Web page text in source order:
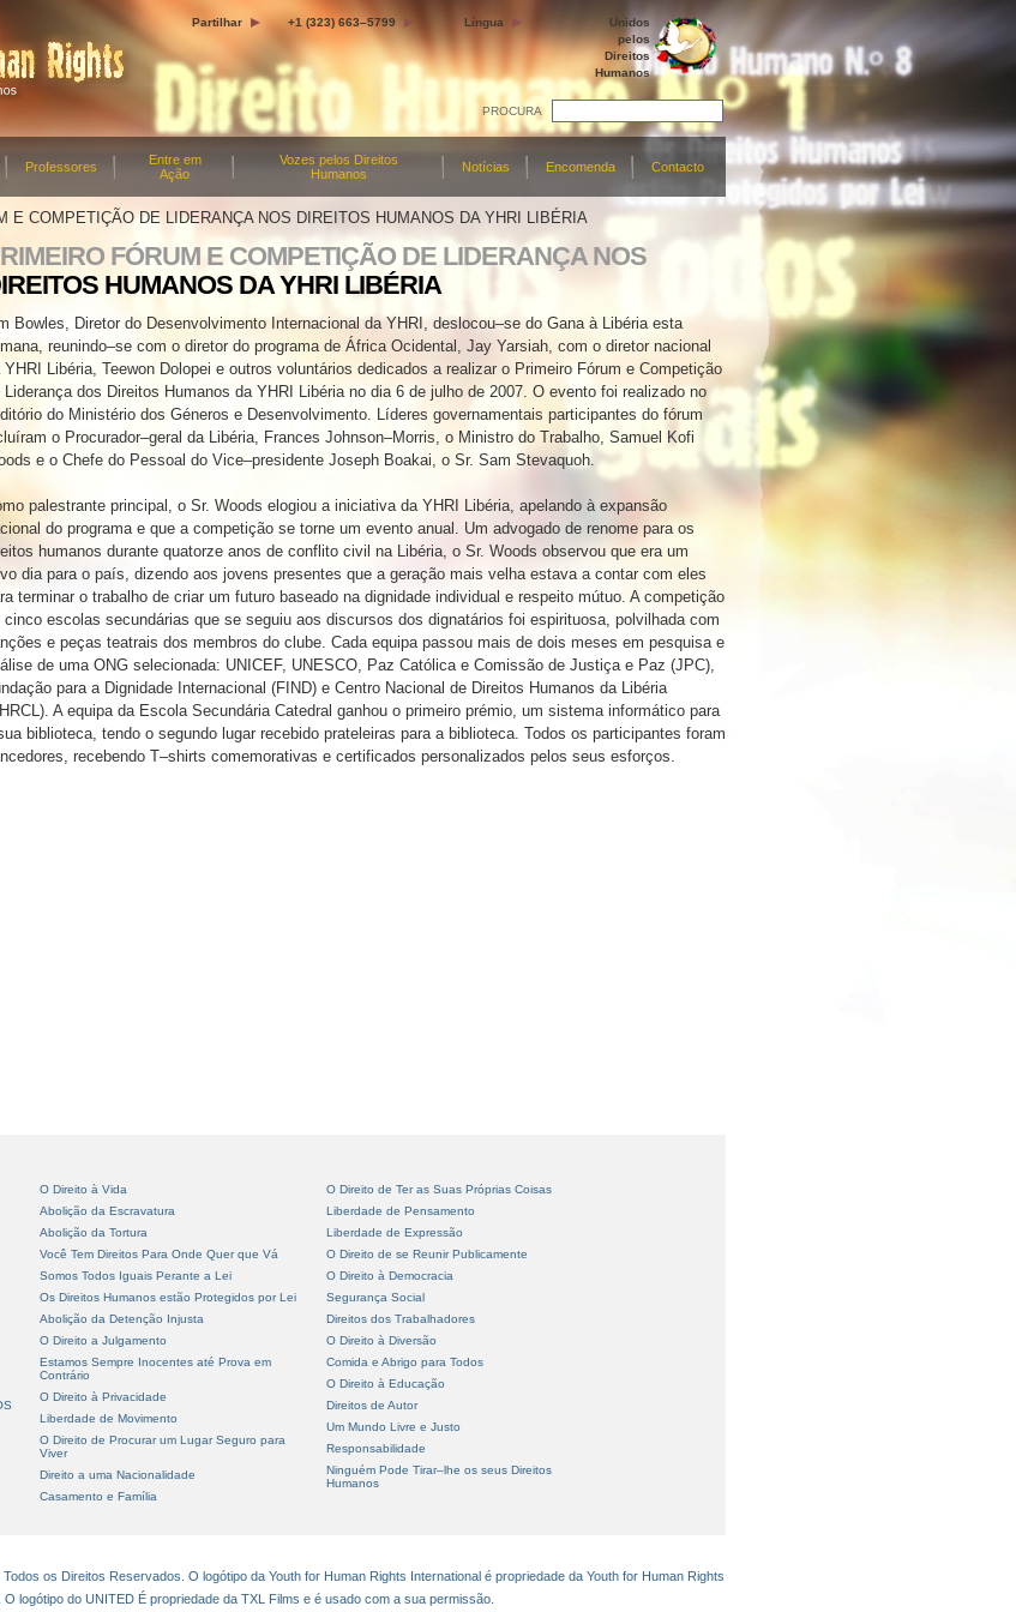
Partilhar +1 (323) 663–5799 Língua
Unidos
pelos
Direitos
Humanos
PROCURA
Professores
Entre em
Ação
Vozes pelos Direitos
Humanos
Notícias Encomenda Contacto
E COMPETIÇÃO DE LIDERANÇA NOS DIREITOS HUMANOS DA YHRI LIBÉRIA
FÓRUM E COMPETIÇÃO DE LIDERANÇA NOS
HUMANOS DA YHRI LIBÉRIA
Bowles, Diretor do Desenvolvimento Internacional da YHRI, deslocou–se do Gana à Libéria esta
reunindo–se com o diretor do programa de África Ocidental, Jay Yarsiah, com o diretor nacional
YHRI Libéria, Teewon Dolopei e outros voluntários dedicados a realizar o Primeiro Fórum e Competição
Liderança dos Direitos Humanos da YHRI Libéria no dia 6 de julho de 2007. O evento foi realizado no
do Ministério dos Géneros e Desenvolvimento. Líderes governamentais participantes do fórum
o Procurador–geral da Libéria, Frances Johnson–Morris, o Ministro do Trabalho, Samuel Kofi
e o Chefe do Pessoal do Vice–presidente Joseph Boakai, o Sr. Sam Stevaquoh.
palestrante principal, o Sr. Woods elogiou a iniciativa da YHRI Libéria, apelando à expansão
do programa e que a competição se torne um evento anual. Um advogado de renome para os
humanos durante quatorze anos de conflito civil na Libéria, o Sr. Woods observou que era um
dia para o país, dizendo aos jovens presentes que a geração mais velha estava a contar com eles
terminar o trabalho de criar um futuro baseado na dignidade individual e respeito mútuo. A competição
cinco escolas secundárias que se seguiu aos discursos dos dignatários foi espirituosa, polvilhada com
e peças teatrais dos membros do clube. Cada equipa passou mais de dois meses em pesquisa e
de uma ONG selecionada: UNICEF, UNESCO, Paz Católica e Comissão de Justiça e Paz (JPC),
para a Dignidade Internacional (FIND) e Centro Nacional de Direitos Humanos da Libéria
A equipa da Escola Secundária Catedral ganhou o primeiro prémio, um sistema informático para
biblioteca, tendo o segundo lugar recebido prateleiras para a biblioteca. Todos os participantes foram
recebendo T–shirts comemorativas e certificados personalizados pelos seus esforços.
O Direito à Vida
Abolição da Escravatura
Abolição da Tortura
Você Tem Direitos Para Onde Quer que Vá
Somos Todos Iguais Perante a Lei
Os Direitos Humanos estão Protegidos por Lei
Abolição da Detenção Injusta
O Direito a Julgamento
Estamos Sempre Inocentes até Prova em
Contrário
O Direito à Privacidade
Liberdade de Movimento
O Direito de Procurar um Lugar Seguro para
Viver
Direito a uma Nacionalidade
Casamento e Família
O Direito de Ter as Suas Próprias Coisas
Liberdade de Pensamento
Liberdade de Expressão
O Direito de se Reunir Publicamente
O Direito à Democracia
Segurança Social
Direitos dos Trabalhadores
O Direito à Diversão
Comida e Abrigo para Todos
O Direito à Educação
Direitos de Autor
Um Mundo Livre e Justo
Responsabilidade
Ninguém Pode Tirar–lhe os seus Direitos
Humanos
os Direitos Reservados. O logótipo da Youth for Human Rights International é propriedade da Youth for Human Rights
O logótipo do UNITED É propriedade da TXL Films e é usado com a sua permissão.